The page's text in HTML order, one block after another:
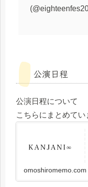
公演日程
公演日程について
こちらにまとめてい
omoshiromemo.com